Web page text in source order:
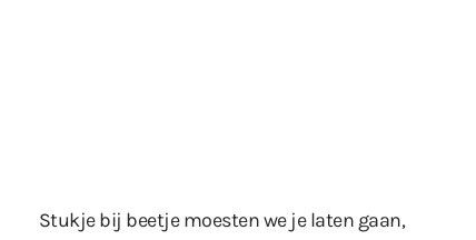
Stukje bij beetje moesten we je laten gaan,